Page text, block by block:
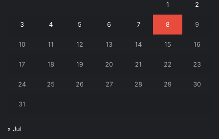
1 2
3 4 5 6 7 8 9
10 11 12 13 14 15 16
17 18 19 20 21 22 23
24 25 26 27 28 29 30
31
« Jul